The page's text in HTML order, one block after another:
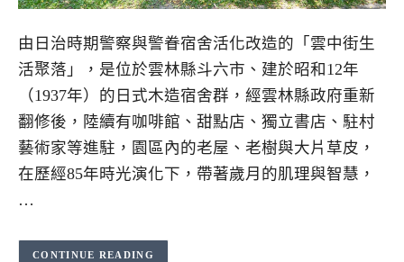
由日治時期警察與警眷宿舍活化改造的「雲中街生
活聚落」，是位於雲林縣斗六市、建於昭和12年
（1937年）的日式木造宿舍群，經雲林縣政府重新
翻修後，陸續有咖啡館、甜點店、獨立書店、駐村
藝術家等進駐，園區內的老屋、老樹與大片草皮，
在歷經85年時光演化下，帶著歲月的肌理與智慧，
…
CONTINUE READING